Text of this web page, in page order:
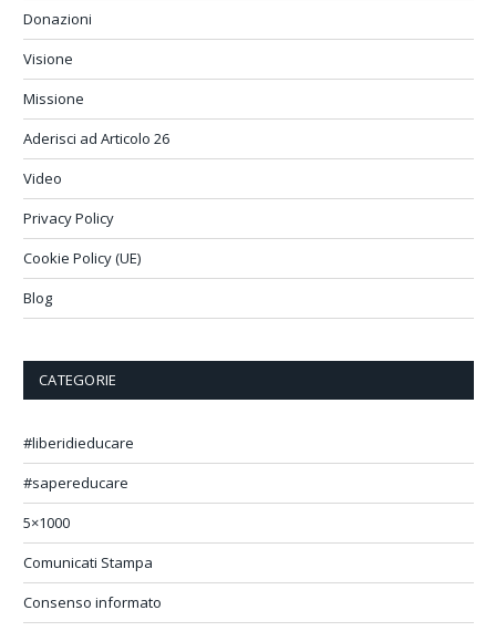
Donazioni
Visione
Missione
Aderisci ad Articolo 26
Video
Privacy Policy
Cookie Policy (UE)
Blog
CATEGORIE
#liberidieducare
#sapereducare
5×1000
Comunicati Stampa
Consenso informato